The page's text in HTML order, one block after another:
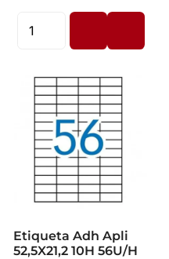
Etiqueta Adh Apli
52,5X21,2 10H 56U/H